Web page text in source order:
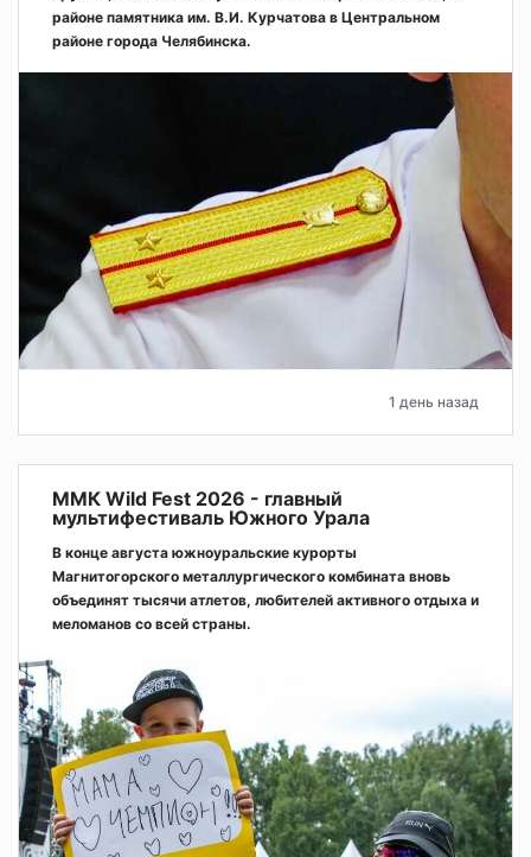
районе памятника им. В.И. Курчатова в Центральном
районе города Челябинска.
1 день назад
ММК Wild Fest 2026 - главный
мультифестиваль Южного Урала
В конце августа южноуральские курорты
Магнитогорского металлургического комбината вновь
объединят тысячи атлетов, любителей активного отдыха и
меломанов со всей страны.